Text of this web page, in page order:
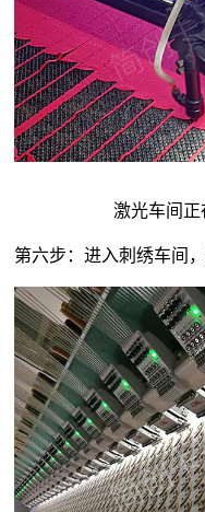
激光车间
第六步：进入刺绣车间